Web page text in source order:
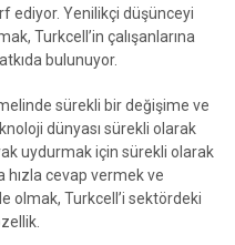
ediyor. Yenilikçi düşünceyi
Turkcell’in çalışanlarına
bulunuyor.
sürekli bir değişime ve
dünyası sürekli olarak
uydurmak için sürekli olarak
hızla cevap vermek ve
olmak, Turkcell’i sektördeki